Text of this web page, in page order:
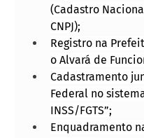
(Cadastro
CNPJ);
Registro na
o Alvará de
Cadastramento
Federal no
INSS/FGTS”;
Enquadramento